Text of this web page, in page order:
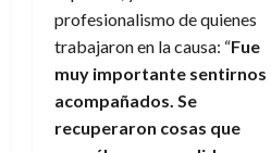
profesionalismo de quienes
trabajaron en la causa: “Fue
muy importante sentirnos
acompañados. Se
recuperaron cosas que